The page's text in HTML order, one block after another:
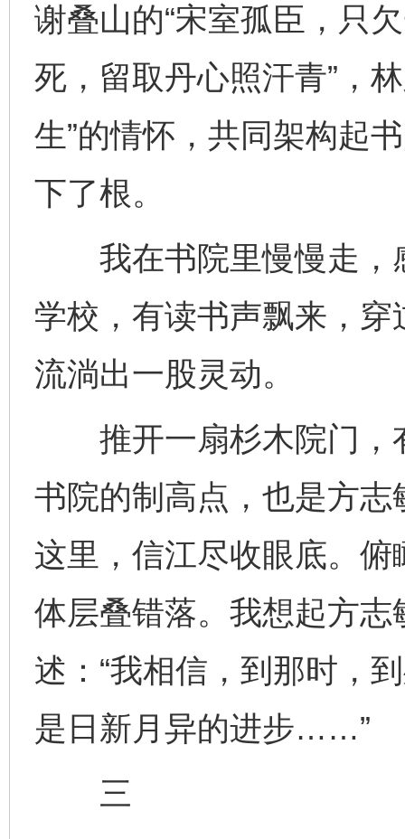
谢叠山的“宋室孤臣，只
死，留取丹心照汗青”，
生”的情怀，共同架构起
下了根。
我在书院里慢慢走，
学校，有读书声飘来，
流淌出一股灵动。
推开一扇杉木院门，
书院的制高点，也是方
这里，信江尽收眼底。
体层叠错落。我想起方
述：“我相信，到那时，
是日新月异的进步……”
三